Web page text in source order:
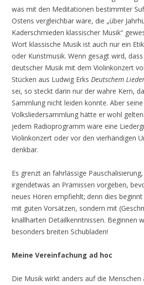
was mit den Meditationen bestimmter
Ostens vergleichbar wäre, die „über
Kaderschmieden klassischer Musik“
Wort klassische Musik ist auch nur ein
oder Kunstmusik. Wenn gesagt wird,
deutscher Musik mit dem Violinkonzert
Stücken aus Ludwig Erks Deutschem
sei, so steckt darin nur der wahre Kern,
Sammlung nicht leiden konnte. Aber
Volksliedersammlung hätte er wohl
jedem Radioprogramm wäre eine
Violinkonzert oder vor den vierhändigen
denkbar.
Es grenzt an fahrlässige
irgendetwas an Prämissen vorgeben,
neues Hören empfiehlt; denn dies
mit guten Vorsätzen, sondern mit
knallharten Detailkenntnissen. Beginnen
besonders breiten Schubladen!
Meine Vereinfachung ad hoc
Die Musik wirkt anders auf die Menschen